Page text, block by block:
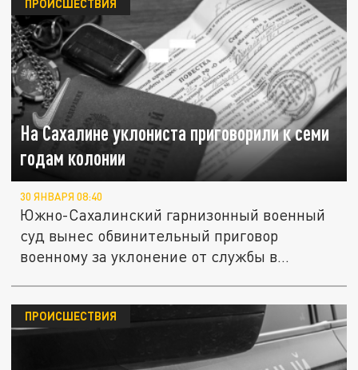
На Сахалине уклониста приговорили к семи
годам колонии
ПРОИСШЕСТВИЯ
30 ЯНВАРЯ 08:40
Южно-Сахалинский гарнизонный военный
суд вынес обвинительный приговор
военному за уклонение от службы в
ПРОИСШЕСТВИЯ